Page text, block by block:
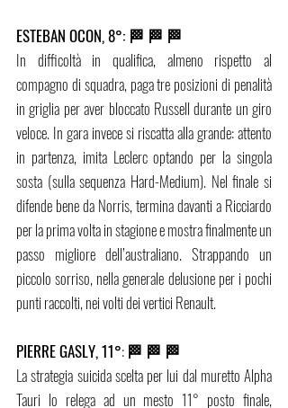
ESTEBAN OCON, 8°: 🏁 🏁 🏁
In difficoltà in qualifica, almeno rispetto al
compagno di squadra, paga tre posizioni di penalità
in griglia per aver bloccato Russell durante un giro
veloce. In gara invece si riscatta alla grande: attento
in partenza, imita Leclerc optando per la singola
sosta (sulla sequenza Hard-Medium). Nel finale si
difende bene da Norris, termina davanti a Ricciardo
per la prima volta in stagione e mostra finalmente un
passo migliore dell’australiano. Strappando un
piccolo sorriso, nella generale delusione per i pochi
punti raccolti, nei volti dei vertici Renault.
PIERRE GASLY, 11°: 🏁 🏁 🏁
La strategia suicida scelta per lui dal muretto Alpha
Tauri lo relega ad un mesto 11° posto finale,